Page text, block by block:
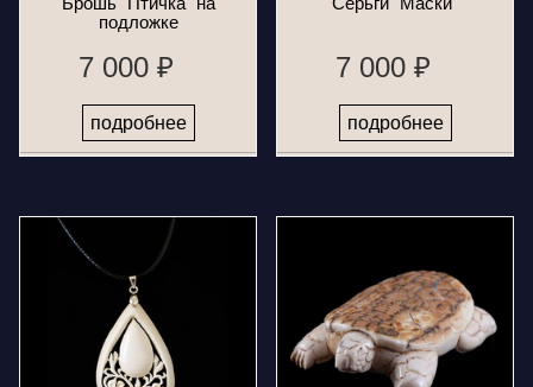
подложке
7 000 ₽
подробнее
7 000 ₽
подробнее